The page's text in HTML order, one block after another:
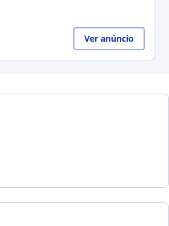
Ver anúncio